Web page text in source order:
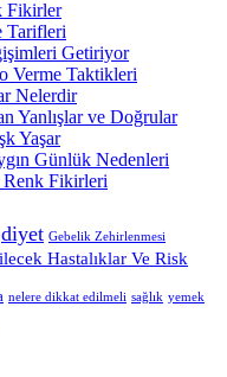
diyet Gebelik Zehirlenmesi
Hastalıklar Ve Risk
nelere dikkat edilmeli sağlık yemek